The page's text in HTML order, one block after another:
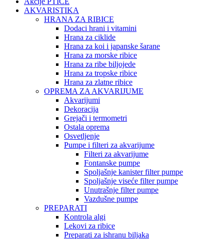
AKVARISTIKA
HRANA ZA RIBICE
Dodaci hrani i vitamini
Hrana za ciklide
Hrana za koi i japanske šarane
Hrana za morske ribice
Hrana za ribe biljojede
Hrana za tropske ribice
Hrana za zlatne ribice
OPREMA ZA AKVARIJUME
Akvarijumi
Dekoracija
Grejači i termometri
Ostala oprema
Osvetljenje
Pumpe i filteri za akvarijume
Filteri za akvarijume
Fontanske pumpe
Spoljašnje kanister filter pumpe
Spoljašnje viseće filter pumpe
Unutrašnje filter pumpe
Vazdušne pumpe
PREPARATI
Kontrola algi
Lekovi za ribice
Preparati za ishranu biljaka